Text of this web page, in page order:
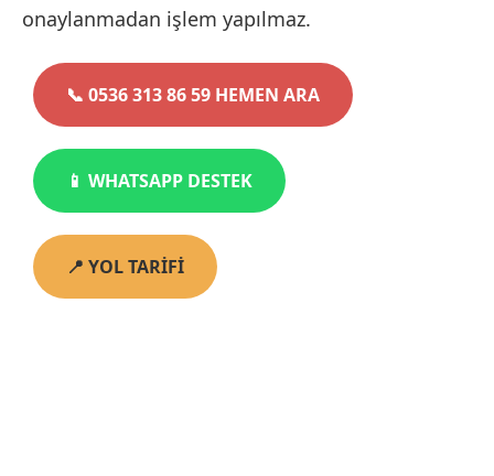
onaylanmadan işlem yapılmaz.
📞 0536 313 86 59 HEMEN ARA
📱 WHATSAPP DESTEK
📍 YOL TARİFİ